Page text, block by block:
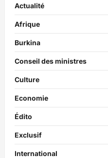
Actualité
Afrique
Burkina
Conseil des ministres
Culture
Economie
Édito
Exclusif
International